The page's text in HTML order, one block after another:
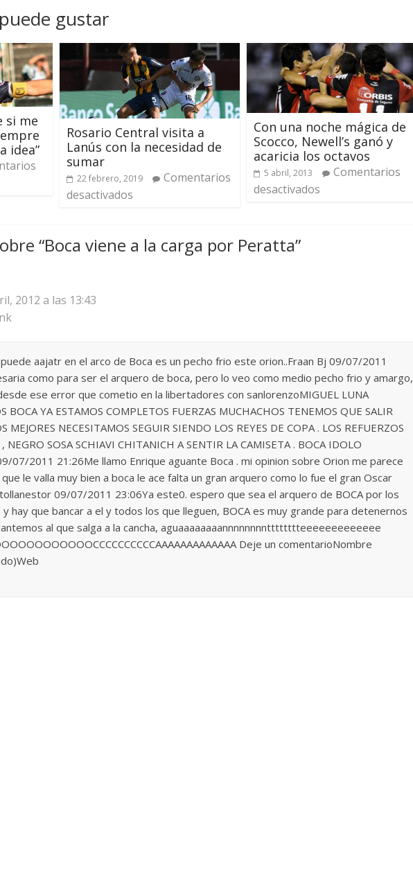
gustar
si me
idea”
Rosario Central visita a
Lanús con la necesidad de
sumar
22 febrero, 2019
Comentarios
desactivados
Con una noche mágica de
Scocco, Newell’s ganó y
acaricia los octavos
5 abril, 2013
Comentarios
desactivados
“Boca viene a la carga por Peratta”
2012 a las 13:43
aajatr en el arco de Boca es un pecho frio este orion..Fraan Bj 09/07/2011
como para ser el arquero de boca, pero lo veo como medio pecho frio y amargo,
ese error que cometio en la libertadores con sanlorenzoMIGUEL LUNA
YA ESTAMOS COMPLETOS FUERZAS MUCHACHOS TENEMOS QUE SALIR
MEJORES NECESITAMOS SEGUIR SIENDO LOS REYES DE COPA . LOS REFUERZOS
NEGRO SOSA SCHIAVI CHITANICH A SENTIR LA CAMISETA . BOCA IDOLO
07/2011 21:26Me llamo Enrique aguante Boca . mi opinion sobre Orion me parece
le valla muy bien a boca le ace falta un gran arquero como lo fue el gran Oscar
09/07/2011 23:06Ya este0. espero que sea el arquero de BOCA por los
hay que bancar a el y todos los que lleguen, BOCA es muy grande para detenernos
al que salga a la cancha, aguaaaaaaaannnnnnnntttttttteeeeeeeeeeeee
Deje un comentarioNombre